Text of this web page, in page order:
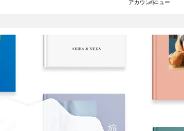
アカウントメニュー